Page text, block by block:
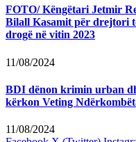
FOTO/ Këngëtari Jetmir
Bilall Kasamit për drejtori
drogë në vitin 2023
11/08/2024
BDI dënon krimin urban
kërkon Veting
11/08/2024